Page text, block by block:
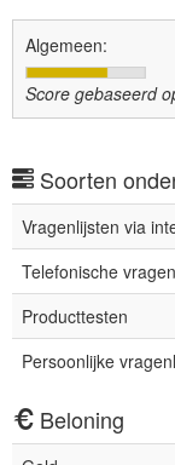
Algemeen:
Score gebaseerd
Soorten
Vragenlijsten via
Telefonische
Producttesten
Persoonlijke
Beloning